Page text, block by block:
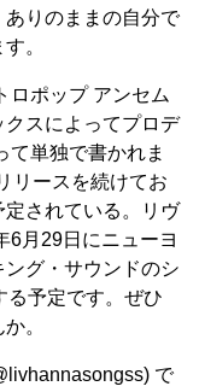
りのままの自分で
。
ロポップ アンセム
スによってプロデ
て単独で書かれま
リースを続けてお
定されている。リヴ
6月29日にニューヨ
グ・サウンドのシ
る予定です。ぜひ
。
で